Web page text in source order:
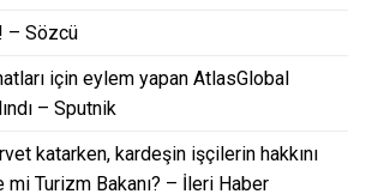
– Sözcü
için eylem yapan AtlasGlobal
– Sputnik
katarken, kardeşin işçilerin hakkını
Turizm Bakanı? – İleri Haber